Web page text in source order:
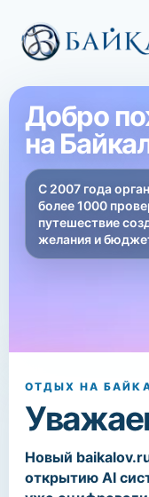
Добро
на
С 2007 года
более 1000
путешествие
желания и
ОТДЫХ НА
Новый
открытию AI